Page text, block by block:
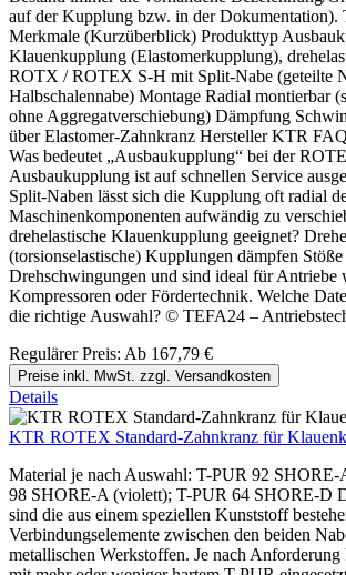
auf der Kupplung bzw. in der Dokumentation).
Merkmale (Kurzüberblick) Produkttyp
Klauenkupplung (Elastomerkupplung),
ROTX / ROTEX S-H mit Split-Nabe (geteilte
Halbschalennabe) Montage Radial montierbar
ohne Aggregatverschiebung) Dämpfung
über Elastomer-Zahnkranz Hersteller KTR
Was bedeutet „Ausbaukupplung“ bei der
Ausbaukupplung ist auf schnellen Service
Split-Naben lässt sich die Kupplung oft radial
Maschinenkomponenten aufwändig zu
drehelastische Klauenkupplung geeignet?
(torsionselastische) Kupplungen dämpfen Stöße
Drehschwingungen und sind ideal für Antriebe
Kompressoren oder Fördertechnik. Welche
die richtige Auswahl? © TEFA24 –
Regulärer Preis: Ab 167,79 €
Preise inkl. MwSt. zzgl. Versandkosten
Details
KTR ROTEX Standard-Zahnkranz für
Material je nach Auswahl: T-PUR 92 SHORE-
98 SHORE-A (violett); T-PUR 64 SHORE-D
sind die aus einem speziellen Kunststoff
Verbindungselemente zwischen den beiden
metallischen Werkstoffen. Je nach